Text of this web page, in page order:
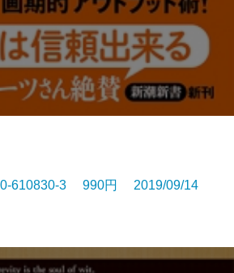
610830-3 990円 2019/09/14